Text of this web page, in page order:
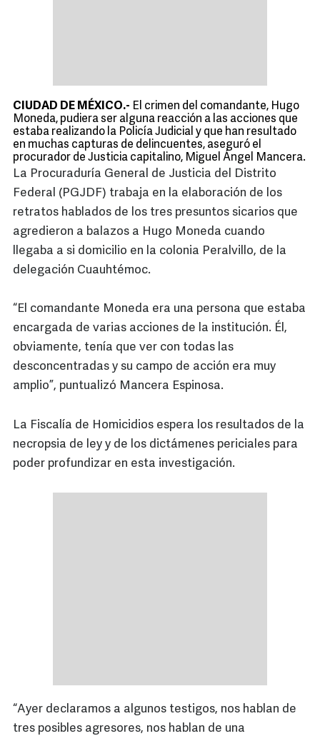
CIUDAD DE MÉXICO.- El crimen del comandante, Hugo
Moneda, pudiera ser alguna reacción a las acciones que
estaba realizando la Policía Judicial y que han resultado
en muchas capturas de delincuentes, aseguró el
procurador de Justicia capitalino, Miguel Ángel Mancera.
La Procuraduría General de Justicia del Distrito
Federal (PGJDF) trabaja en la elaboración de los
retratos hablados de los tres presuntos sicarios que
agredieron a balazos a Hugo Moneda cuando
llegaba a si domicilio en la colonia Peralvillo, de la
delegación Cuauhtémoc.
“El comandante Moneda era una persona que estaba
encargada de varias acciones de la institución. Él,
obviamente, tenía que ver con todas las
desconcentradas y su campo de acción era muy
amplio”, puntualizó Mancera Espinosa.
La Fiscalía de Homicidios espera los resultados de la
necropsia de ley y de los dictámenes periciales para
poder profundizar en esta investigación.
“Ayer declaramos a algunos testigos, nos hablan de
tres posibles agresores, nos hablan de una